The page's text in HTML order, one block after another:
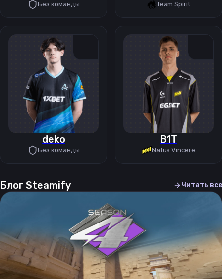
Без команды Team Spirit
deko
Без команды
B1T
Natus Vincere
Блог Steamify Читать все